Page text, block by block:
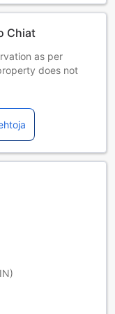
Chiat
as per
does not
details.